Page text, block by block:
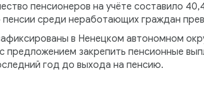
пенсионеров на учёте составило
среди неработающих граждан
в Ненецком автономном
предложением закрепить пенсионные
год до выхода на пенсию.